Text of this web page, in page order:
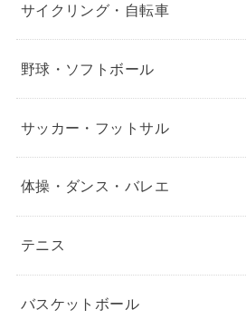
サイクリング・自転車
野球・ソフトボール
サッカー・フットサル
体操・ダンス・バレエ
テニス
バスケットボール